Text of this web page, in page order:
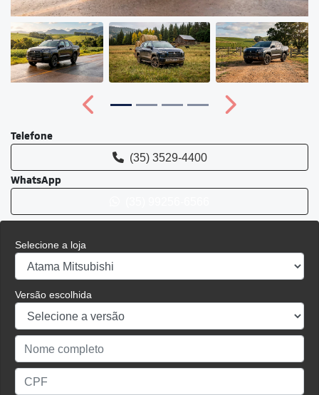
Selecione a loja
Versão escolhida
Anterior Próximo
Telefone
(35) 3529-4400
WhatsApp